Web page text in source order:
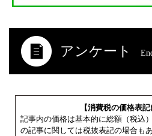
アンケート
【消費税の価格表記
記事内の価格は基本的に総額（税込
の記事に関しては税抜表記の場合もあ